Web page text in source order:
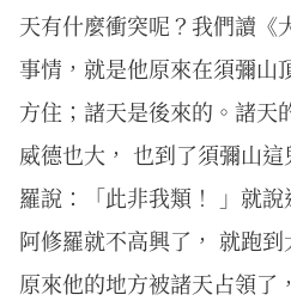
天有什麼衝突呢？我們讀《
事情，就是他原來在須彌山
方住；諸天是後來的。諸天
威德也大， 也到了須彌山
羅說：「此非我類！ 」就
阿修羅就不高興了， 就跑
原來他的地方被諸天占領了